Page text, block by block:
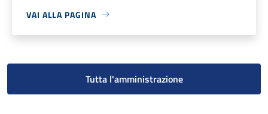
VAI ALLA PAGINA
Tutta l'amministrazione